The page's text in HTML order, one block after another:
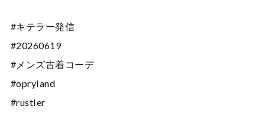
#キテラー発信
#20260619
#メンズ古着コーデ
#opryland
#rustler